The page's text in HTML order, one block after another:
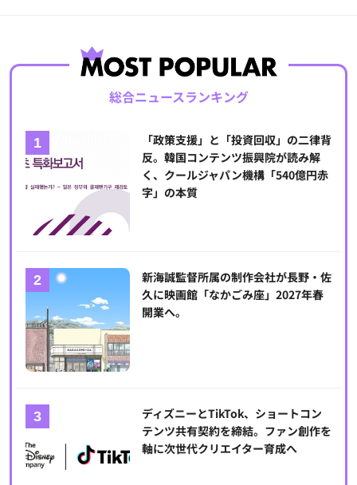
総合ニュースランキング
「政策支援」と「投資回収」の二律背
反。韓国コンテンツ振興院が読み解
く、クールジャパン機構「540億円赤
字」の本質
新海誠監督所属の制作会社が長野・佐
久に映画館「なかごみ座」2027年春
開業へ。
ディズニーとTikTok、ショートコン
テンツ共有契約を締結。ファン創作を
軸に次世代クリエイター育成へ